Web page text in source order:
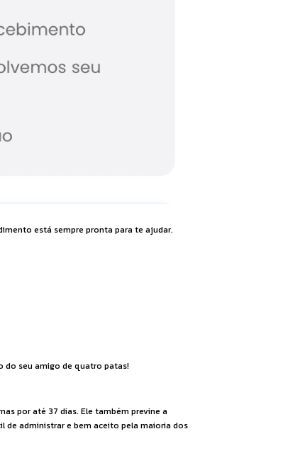
está sempre pronta para te ajudar.
do seu amigo de quatro patas!
por até 37 dias. Ele também previne a
administrar e bem aceito pela maioria dos